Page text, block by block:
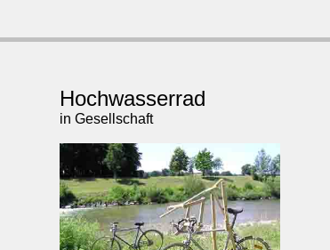
Hochwasserrad
in Gesellschaft